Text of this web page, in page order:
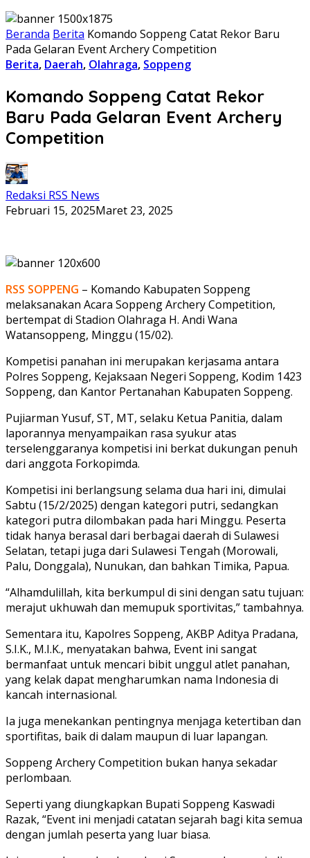
Beranda Berita Komando Soppeng Catat Rekor Baru
Pada Gelaran Event Archery Competition
Berita, Daerah, Olahraga, Soppeng
Komando Soppeng Catat Rekor
Baru Pada Gelaran Event Archery
Competition
Redaksi RSS News
Februari 15, 2025Maret 23, 2025
RSS SOPPENG – Komando Kabupaten Soppeng
melaksanakan Acara Soppeng Archery Competition,
bertempat di Stadion Olahraga H. Andi Wana
Watansoppeng, Minggu (15/02).
Kompetisi panahan ini merupakan kerjasama antara
Polres Soppeng, Kejaksaan Negeri Soppeng, Kodim 1423
Soppeng, dan Kantor Pertanahan Kabupaten Soppeng.
Pujiarman Yusuf, ST, MT, selaku Ketua Panitia, dalam
laporannya menyampaikan rasa syukur atas
terselenggaranya kompetisi ini berkat dukungan penuh
dari anggota Forkopimda.
Kompetisi ini berlangsung selama dua hari ini, dimulai
Sabtu (15/2/2025) dengan kategori putri, sedangkan
kategori putra dilombakan pada hari Minggu. Peserta
tidak hanya berasal dari berbagai daerah di Sulawesi
Selatan, tetapi juga dari Sulawesi Tengah (Morowali,
Palu, Donggala), Nunukan, dan bahkan Timika, Papua.
“Alhamdulillah, kita berkumpul di sini dengan satu tujuan:
merajut ukhuwah dan memupuk sportivitas,” tambahnya.
Sementara itu, Kapolres Soppeng, AKBP Aditya Pradana,
S.I.K., M.I.K., menyatakan bahwa, Event ini sangat
bermanfaat untuk mencari bibit unggul atlet panahan,
yang kelak dapat mengharumkan nama Indonesia di
kancah internasional.
Ia juga menekankan pentingnya menjaga ketertiban dan
sportifitas, baik di dalam maupun di luar lapangan.
Soppeng Archery Competition bukan hanya sekadar
perlombaan.
Seperti yang diungkapkan Bupati Soppeng Kaswadi
Razak, “Event ini menjadi catatan sejarah bagi kita semua
dengan jumlah peserta yang luar biasa.